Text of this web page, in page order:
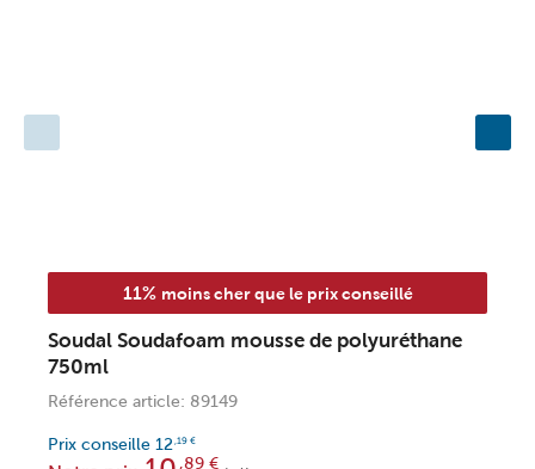
11% moins cher que le prix conseillé
Soudal Soudafoam mousse de polyuréthane
750ml
Référence article: 89149
Prix conseille 12 ,19 €
,89€